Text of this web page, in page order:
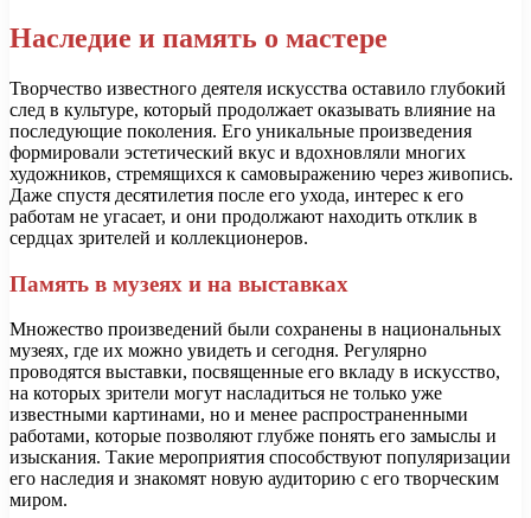
Наследие и память о мастере
Творчество известного деятеля искусства оставило глубокий
след в культуре, который продолжает оказывать влияние на
последующие поколения. Его уникальные произведения
формировали эстетический вкус и вдохновляли многих
художников, стремящихся к самовыражению через живопись.
Даже спустя десятилетия после его ухода, интерес к его
работам не угасает, и они продолжают находить отклик в
сердцах зрителей и коллекционеров.
Память в музеях и на выставках
Множество произведений были сохранены в национальных
музеях, где их можно увидеть и сегодня. Регулярно
проводятся выставки, посвященные его вкладу в искусство,
на которых зрители могут насладиться не только уже
известными картинами, но и менее распространенными
работами, которые позволяют глубже понять его замыслы и
изыскания. Такие мероприятия способствуют популяризации
его наследия и знакомят новую аудиторию с его творческим
миром.